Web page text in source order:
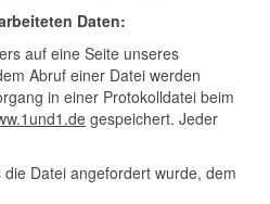
Daten:
auf eine Seite unseres
Abruf einer Datei werden
in einer Protokolldatei beim
gespeichert. Jeder
Datei angefordert wurde, dem